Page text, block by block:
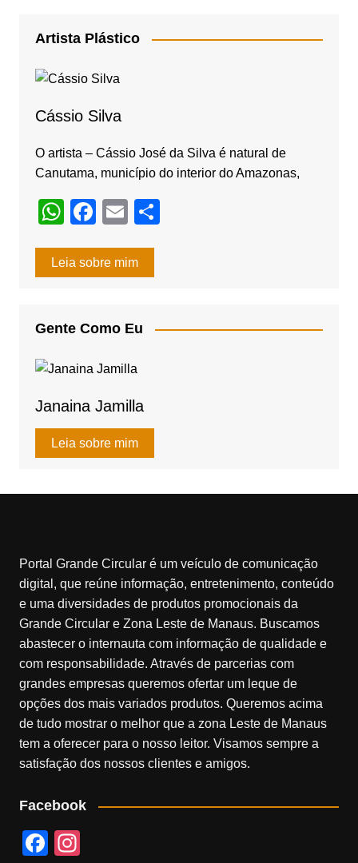
e
b
o
k
gr
a
Artista Plástico
Cássio Silva
O artista – Cássio José da Silva é natural de
Canutama, município do interior do Amazonas,
W
at
p
p
F
c
o
o
E
ail
Leia sobre mim
Gente Como Eu
Janaina Jamilla
Leia sobre mim
Portal Grande Circular é um veículo de comunicação
digital, que reúne informação, entretenimento, conteúdo
e uma diversidades de produtos promocionais da
Grande Circular e Zona Leste de Manaus. Buscamos
abastecer o internauta com informação de qualidade e
com responsabilidade. Através de parcerias com
grandes empresas queremos ofertar um leque de
opções dos mais variados produtos. Queremos acima
de tudo mostrar o melhor que a zona Leste de Manaus
tem a oferecer para o nosso leitor. Visamos sempre a
satisfação dos nossos clientes e amigos.
Facebook
F